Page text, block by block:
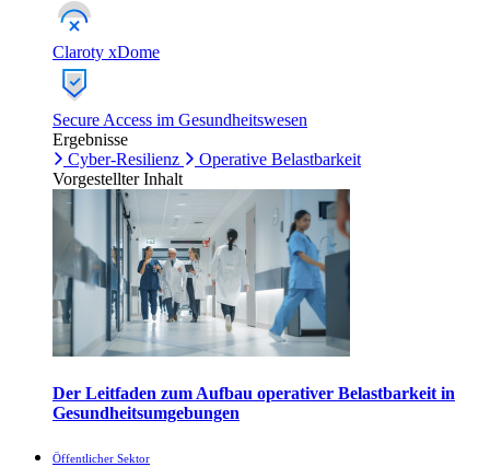
Claroty xDome
Secure Access im Gesundheitswesen
Ergebnisse
Cyber-Resilienz
Operative Belastbarkeit
Vorgestellter Inhalt
Der Leitfaden zum Aufbau operativer Belastbarkeit in
Gesundheitsumgebungen
Öffentlicher Sektor